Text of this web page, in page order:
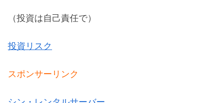
（投資は自己責任で）
投資リスク
スポンサーリンク